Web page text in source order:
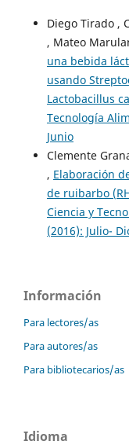
Diego Tirado ,
, Mateo
una bebida
usando
Lactobacillus
Tecnología
Junio
Clemente
, Elaboración
de ruibarbo
Ciencia y
(2016): Julio-
Información
Para lectores/as
Para autores/as
Para bibliotecarios/as
Idioma